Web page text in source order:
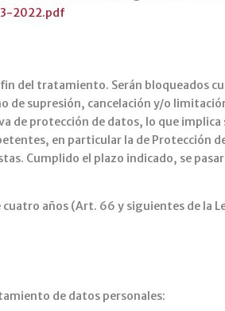
2022.pdf
del tratamiento. Serán bloqueados
de supresión, cancelación y/o
de protección de datos, lo que implica
en particular la de Protección
Cumplido el plazo indicado, se
años (Art. 66 y siguientes de la
de datos personales: